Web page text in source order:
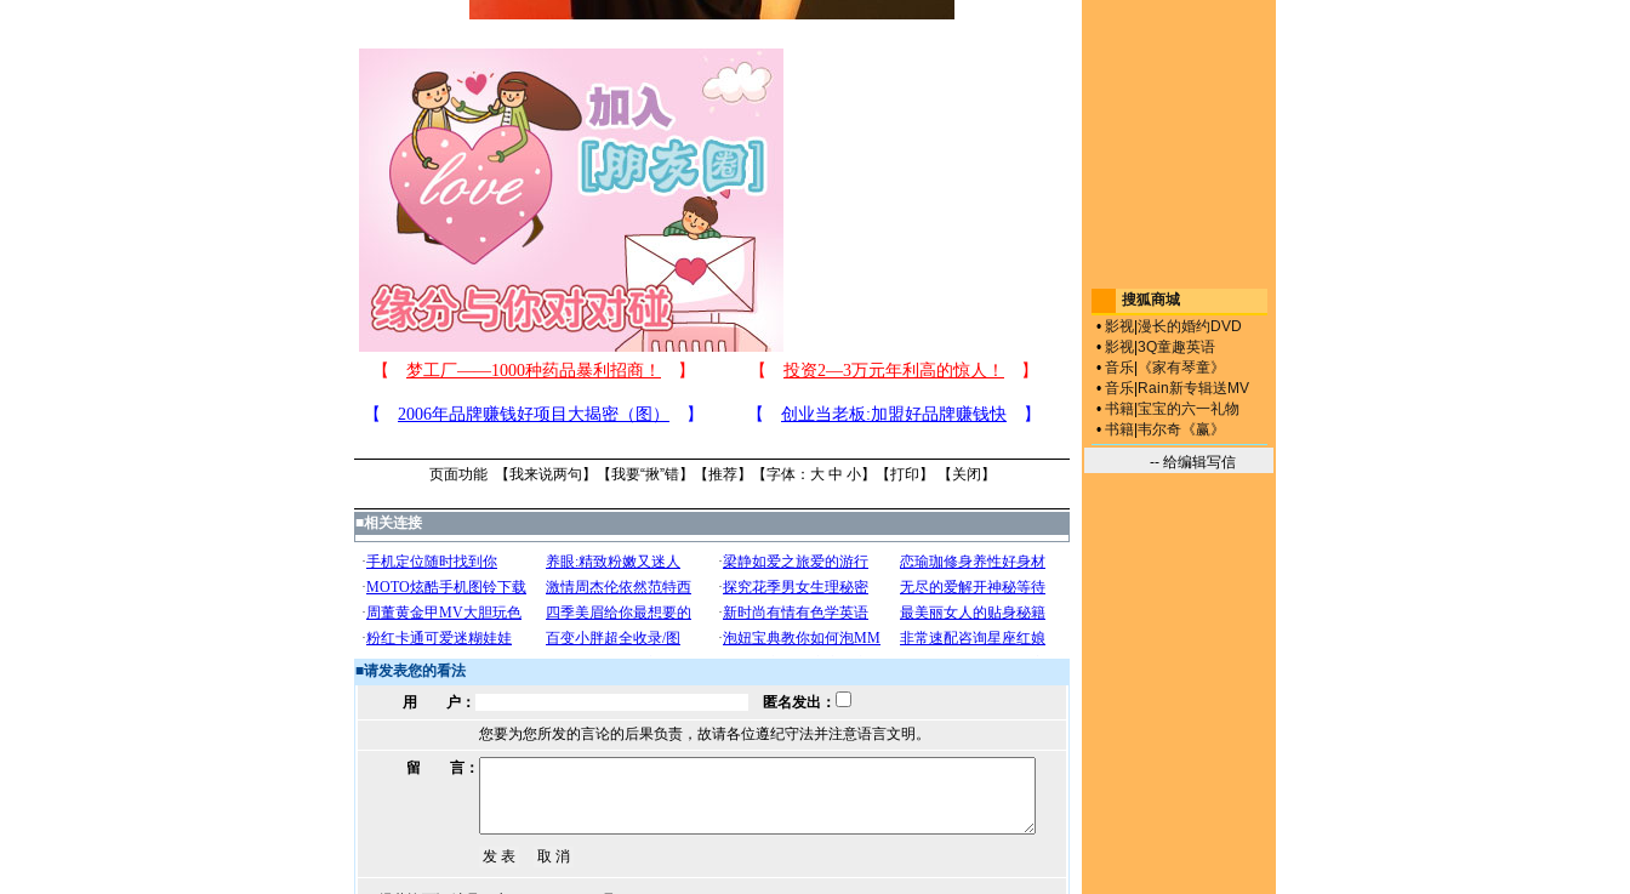
页面功能 【我来说两句 】【我要“揪”错】【推荐】【字体： 大 中 小】【打印 】 【 关闭 】
■相关连接
■请发表您的看法
用 户：
匿名发出：
您要为您所发的言论的后果负责，故请各位遵纪守法并注意语言文明。
留 言：
搜狐商城
• 影视 漫长的婚约DVD
• 影视 3Q童趣英语
• 音乐
《家有琴童》
• 音乐 Rain新专辑送MV
• 书籍 宝宝的六一礼物
• 书籍 韦尔奇《赢》
-- 给编辑写信